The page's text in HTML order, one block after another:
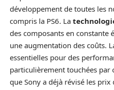
développement de toutes les
compris la PS6. La
des composants en constante
une augmentation des coûts.
essentielles pour des
particulièrement touchées par
que Sony a déjà révisé les prix